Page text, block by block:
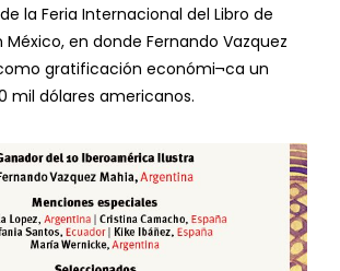
la Feria Internacional del Libro de
México, en donde Fernando Vazquez
gratificación económi¬ca un
mil dólares americanos.